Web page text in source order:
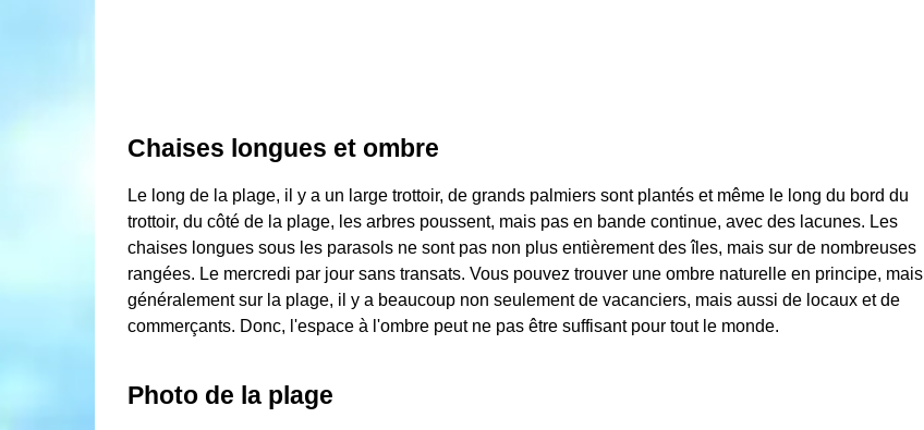
Chaises longues et ombre
Le long de la plage, il y a un large trottoir, de grands palmiers sont plantés et même le long du bord du
trottoir, du côté de la plage, les arbres poussent, mais pas en bande continue, avec des lacunes. Les
chaises longues sous les parasols ne sont pas non plus entièrement des îles, mais sur de nombreuses
rangées. Le mercredi par jour sans transats. Vous pouvez trouver une ombre naturelle en principe, mais
généralement sur la plage, il y a beaucoup non seulement de vacanciers, mais aussi de locaux et de
commerçants. Donc, l'espace à l'ombre peut ne pas être suffisant pour tout le monde.
Photo de la plage